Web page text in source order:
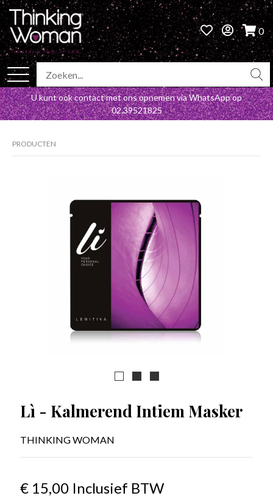
0
U kunt ook contact met ons opnemen via WhatsApp op
02.39521825
PRODUCTEN
Lì - Kalmerend Intiem Masker
THINKING WOMAN
€ 15,00 Inclusief BTW